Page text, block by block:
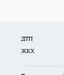
ДТП
ЖКХ